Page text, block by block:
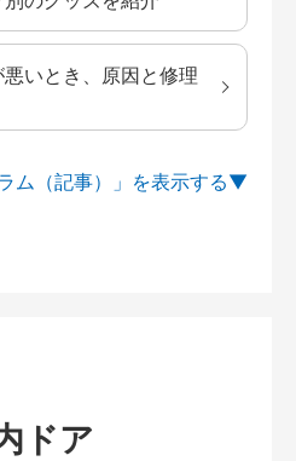
いとき、原因と修理
ム（記事）」を
ドア